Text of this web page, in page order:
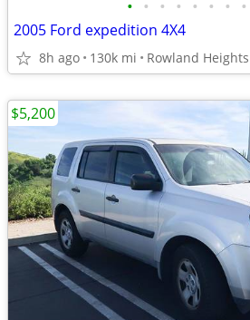
• • • • • • • •
2005 Ford expedition 4X4
8h ago 130k mi Rowland Heights
$5,200